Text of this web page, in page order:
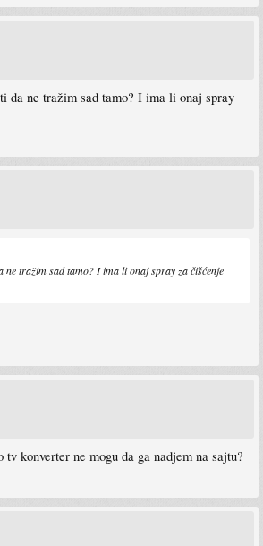
da ne tražim sad tamo? I ima li onaj spray
ne tražim sad tamo? I ima li onaj spray za čišćenje
konverter ne mogu da ga nadjem na sajtu?